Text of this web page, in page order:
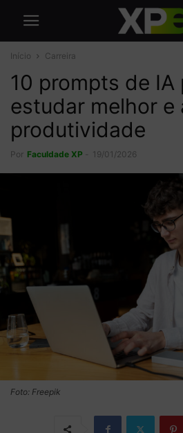
Início Carreira
10 prompts de IA
estudar melhor e
produtividade
Por Faculdade XP 19/01/2026
Foto: Freepik